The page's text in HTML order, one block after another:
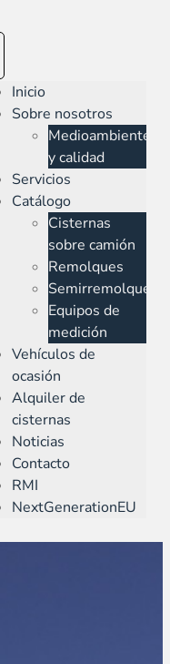
Inicio
Sobre nosotros
Medioambiente
y calidad
Servicios
Catálogo
Cisternas
sobre camión
Remolques
Semirremolques
Equipos de
medición
Vehículos de
ocasión
Alquiler de
cisternas
Noticias
Contacto
RMI
NextGenerationEU